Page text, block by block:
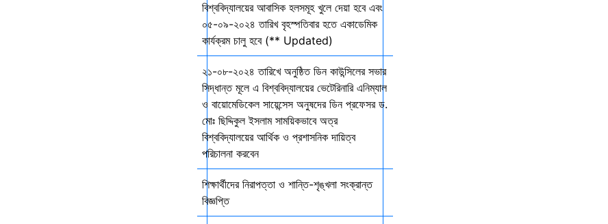
বিশ্ববিদ্যালয়ের আবাসিক হলসমূহ খুলে দেয়া হবে এবং
০৫-০৯-২০২৪ তারিখ বৃহস্পতিবার হতে একাডেমিক
কার্যক্রম চালু হবে (** Updated)
২১-০৮-২০২৪ তারিখে অনুষ্ঠিত ডিন কাউন্সিলের সভার
সিদ্ধান্ত মূলে এ বিশ্ববিদ্যালয়ের ভেটেরিনারি এনিম্যাল
ও বায়োমেডিকেল সায়েন্সেস অনুষদের ডিন প্রফেসর ড.
মোঃ ছিদ্দিকুল ইসলাম সাময়িকভাবে অত্র
বিশ্ববিদ্যালয়ের আর্থিক ও প্রশাসনিক দায়িত্ব
পরিচালনা করবেন
শিক্ষার্থীদের নিরাপত্তা ও শান্তি-শৃঙ্খলা সংক্রান্ত
বিজ্ঞপ্তি